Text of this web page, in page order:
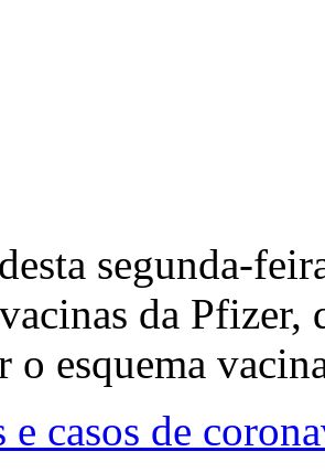
segunda-
da Pfizer,
o esquema
e casos de